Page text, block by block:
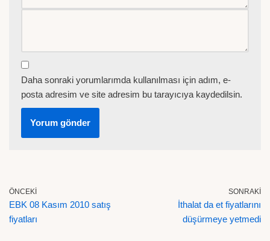
Daha sonraki yorumlarımda kullanılması için adım, e-
posta adresim ve site adresim bu tarayıcıya kaydedilsin.
ÖNCEKI
EBK 08 Kasım 2010 satış
fiyatları
SONRAKI
İthalat da et fiyatlarını
düşürmeye yetmedi